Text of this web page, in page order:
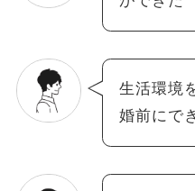
生活環境
婚前にで